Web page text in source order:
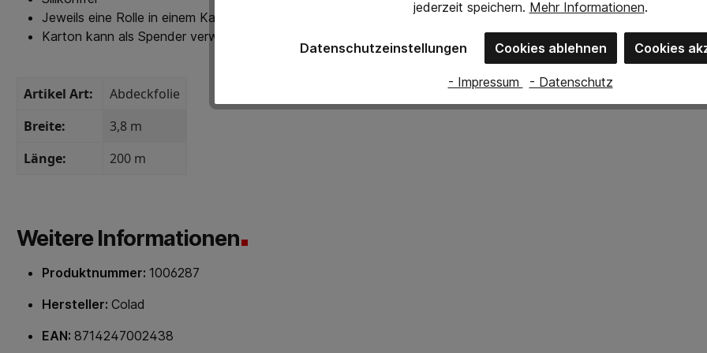
Jeweils eine Rolle in einem Karton
Karton kann als Spender verwendet werden
Artikel Art:
Abdeckfolie
Breite:
3,8 m
Länge:
200 m
Weitere Informationen
Produktnummer: 1006287
Hersteller: Colad
EAN: 8714247002438
jederzeit speichern. Mehr Informationen.
Datenschutzeinstellungen Cookies ablehnen Cookies
- Impressum - Datenschutz